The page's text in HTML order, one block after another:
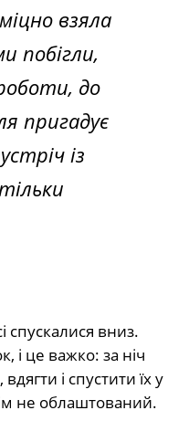
взяла
побігли,
до
пригадує
із
спускалися вниз.
і це важко: за ніч
і спустити їх у
не облаштований.